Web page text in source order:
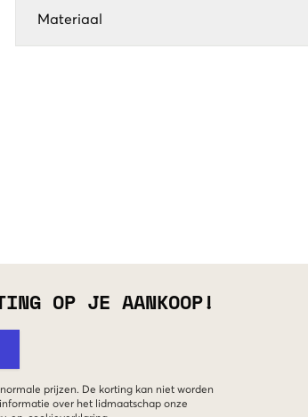
Materiaal
OP JE AANKOOP!
prijzen. De korting kan niet worden
over het lidmaatschap onze